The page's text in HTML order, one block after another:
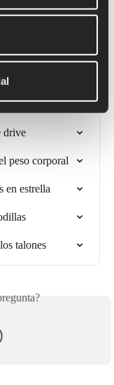
asegurarte de
con cada paso.
drive
peso corporal
en estrella
talones